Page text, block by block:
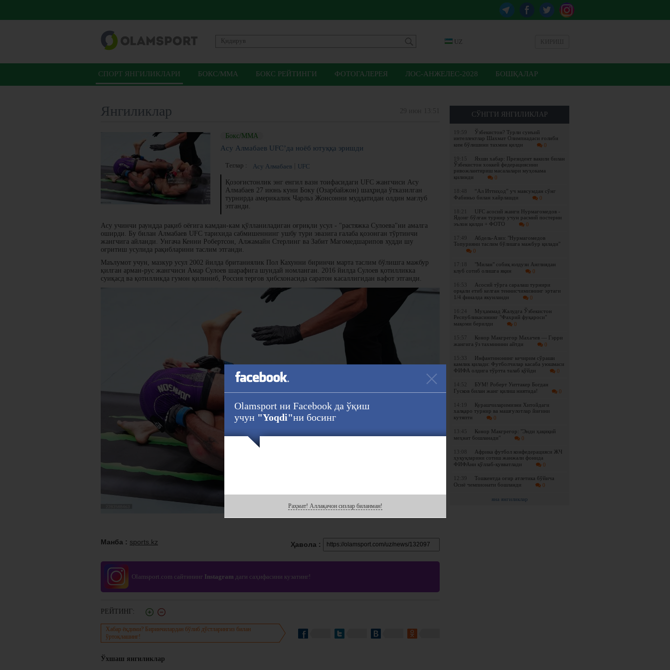
UZ
СПОРТ ЯНГИЛИКЛАРИ БОКС/ММА БОКС РЕЙТИНГИ ФОТОГАЛЕРЕЯ ЛОС-АНЖЕЛЕС-2028 БОШҚАЛАР
СЎНГГИ ЯНГИЛИКЛАР
19:59
Ўзбекистон? Турли сунъий
интеллектлар Шахмат Олимпиадаси ғолиби
ким бўлишини тахмин қилди
0
19:15
Яхши хабар: Президент вакили билан
Ўзбекистон хоккей федерациясини
ривожлантириш масалалари муҳокама
қилинди
0
18:48
“Ал Иттиҳод” уч мавсумдан сўнг
Фабиньо билан хайрлашди
0
18:21
UFC асосий жанги Нурмагомедов -
Ядонг бўлган турнир учун расмий постерни
эълон қилди + ФОТО
0
17:49
Абдель-Азиз: "Нурмагомедов
Топурияни таслим бўлишга мажбур қилади"
0
17:18
"Милан" собиқ юлдузи Англиядан
клуб сотиб олишга яқин
0
16:53
Асосий тўрга саралаш турнири
орқали етиб келган теннисчимизнинг эртаги
1/4 финалда якунланди
0
16:24
Муҳаммад Жалудга Ўзбекистон
Республикасининг "Фахрий фуқароси"
мақоми берилди
0
15:57
Конор Макгрегор Махачев — Гэрри
жангига ўз тахминини айтди
0
15:33
Инфантинонинг кечирим сўраши
камлик қилади: Футболчилар касаба уюшмаси
ФИФА олдига тўртта талаб қўйди
0
14:52
БУМ! Роберт Уиттакер Богдан
Гусков билан жанг қилиш ниятида!
0
14:19
Курашчиларимизни Хитойдаги
халқаро турнир ва машғулотлар йиғини
кутяпти
0
13:45
Конор Макгрегор: "Энди ҳақиқий
меҳнат бошланади"
0
13:08
Африка футбол конфедерацияси ЖЧ
ҳуқуқларини сотиш жанжали фонида
ФИФАни қўллаб-қувватлади
0
12:39
Тошкентда оғир атлетика бўйича
Осиё чемпионати бошланди
0
яна янгиликлар
Янгиликлар
Бокс/ММА
Асу Алмабаев UFC’да ноёб ютуққа эришди
Теглар : Асу Алмабаев UFC
Қозоғистонлик энг енгил вазн тоифасидаги UFC жангчиси Асу
Алмабаев 27 июнь куни Боку (Озарбайжон) шаҳрида ўтказилган
турнирда америкалик Чарльз Жонсонни муддатидан олдин мағлуб
этганди.
Асу учинчи раундда рақиб оёғига камдан-кам қўлланиладиган оғриқли усул - "растяжка Сулоева"ни амалга
оширди. Бу билан Алмабаев UFC тарихида сабмишеннинг ушбу тури эвазига ғалаба қозонган тўртинчи
жангчига айланди. Унгача Кенни Робертсон, Алжамайн Стерлинг ва Забит Магомедшарипов худди шу
оғритиш усулида рақибларини таслим этганди.
Маълумот учун, мазкур усул 2002 йилда британиялик Пол Кахунни биринчи марта таслим бўлишга мажбур
қилган арман-рус жангчиси Амар Сулоев шарафига шундай номланган. 2016 йилда Сулоев қотилликка
суиқасд ва қотилликда гумон қилиниб, Россия тергов ҳибсхонасида саратон касаллигидан вафот этганди.
Ҳавола :
Манба : sports.kz
Olamsport.com сайтининг Instagram даги саҳифасини кузатинг!
РЕЙТИНГ:
Хабар ёқдими? Биринчилардан бўлиб дўстларингиз билан
ўртоқлашинг!
Ўхшаш янгиликлар
Olamsport ни Facebook да ўқиш
учун "Yoqdi"ни босинг
Раҳмат! Аллақачон сизлар биланман!